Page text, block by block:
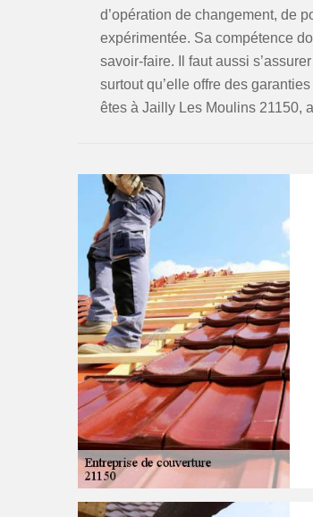
d’opération de changement, de
expérimentée. Sa compétence
savoir-faire. Il faut aussi
surtout qu’elle offre des
êtes à Jailly Les Moulins 21150,